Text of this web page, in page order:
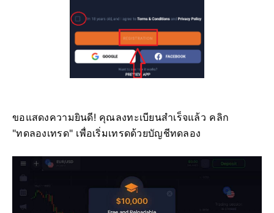
ขอแสดงความยินดี! คุณลงทะเบียนสำเร็จแล้ว คลิก
"ทดลองเทรด" เพื่อเริ่มเทรดด้วยบัญชีทดลอง